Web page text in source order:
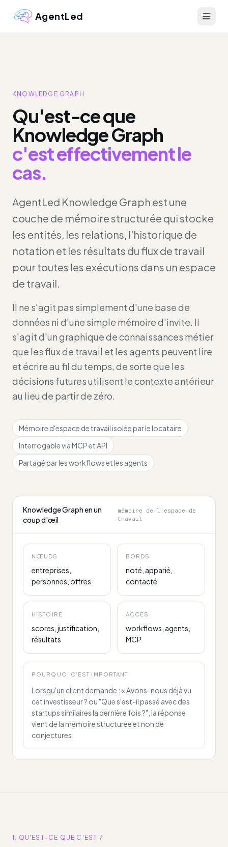
AgentLed
KNOWLEDGE GRAPH
Qu'est-ce que
Knowledge Graph
c'est effectivement le
cas.
AgentLed Knowledge Graph est une
couche de mémoire structurée qui stocke
les entités, les relations, l'historique de
notation et les résultats du flux de travail
pour toutes les exécutions dans un espace
de travail.
Il ne s'agit pas simplement d'une base de
données ni d'une simple mémoire d'invite. Il
s'agit d'un graphique de connaissances métier
que les flux de travail et les agents peuvent lire
et écrire au fil du temps, de sorte que les
décisions futures utilisent le contexte antérieur
au lieu de partir de zéro.
Mémoire d'espace de travail isolée par le locataire
Interrogable via MCP et API
Partagé par les workflows et les agents
Knowledge Graph en un
coup d'œil
mémoire de l'espace de
travail
NŒUDS
entreprises,
personnes, offres
BORDS
noté, apparié,
contacté
HISTOIRE
scores, justification,
résultats
ACCÈS
workflows, agents,
MCP
POURQUOI C'EST IMPORTANT
Lorsqu'un client demande : « Avons-nous déjà vu
cet investisseur ? ou "Que s'est-il passé avec des
startups similaires la dernière fois ?", la réponse
vient de la mémoire structurée et non de
conjectures.
1. QU'EST-CE QUE C'EST ?